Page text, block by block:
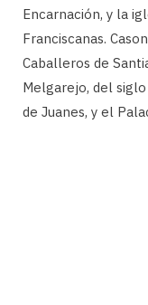
Encarnación, y la
Franciscanas.
Caballeros de
Melgarejo, del
de Juanes, y el